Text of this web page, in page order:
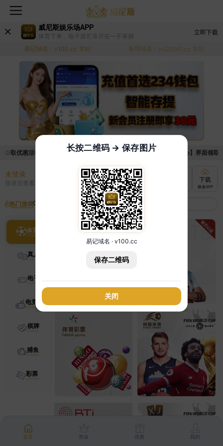
威尼斯娱乐场APP
体育下单，电子游艺等尽在一手掌握
立即下载
易记域名： v100.cc 复制 备用域名： vv20261.cc 复制
领取优惠活动的手续麻烦，已新增优惠系统，现在可以前往【福利中心】界面领
未登录
登录后查看 充值
快速到账
下载
极速APP
热门游戏
体育
真人
电子
电竞
棋牌
捕鱼
彩票
首页 资金 优惠 我的
长按二维码 → 保存图片
易记域名 · v100.cc
保存二维码
关闭